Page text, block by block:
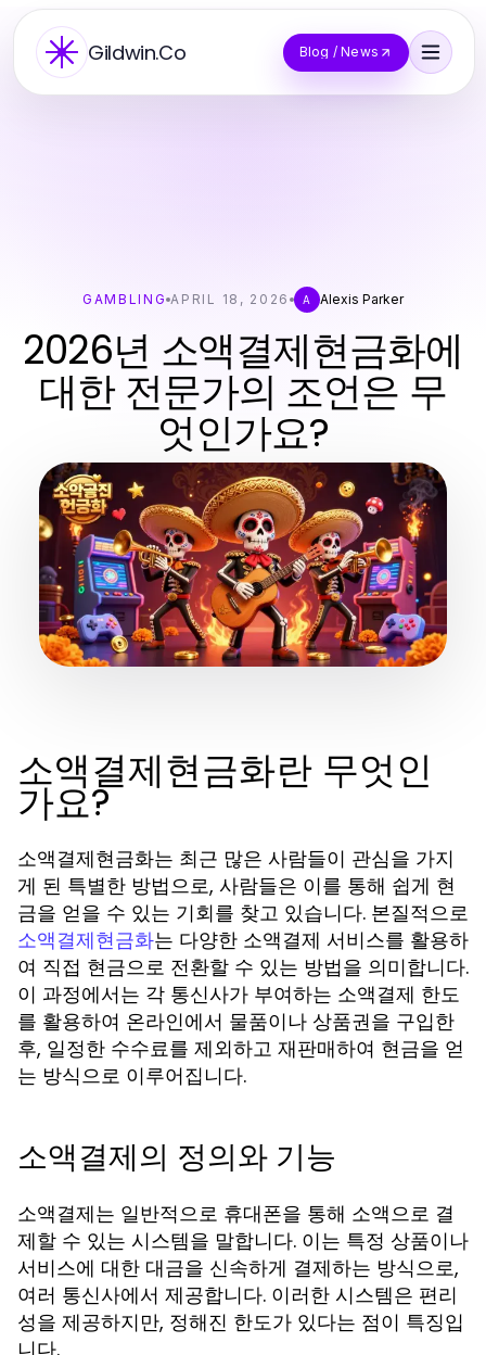
Gildwin.Co Blog / News
GAMBLING APRIL 18, 2026 A Alexis Parker
2026년 소액결제현금화에
대한 전문가의 조언은 무
엇인가요?
소액결제현금화란 무엇인
가요?
소액결제현금화는 최근 많은 사람들이 관심을 가지
게 된 특별한 방법으로, 사람들은 이를 통해 쉽게 현
금을 얻을 수 있는 기회를 찾고 있습니다. 본질적으로
소액결제현금화는 다양한 소액결제 서비스를 활용하
여 직접 현금으로 전환할 수 있는 방법을 의미합니다.
이 과정에서는 각 통신사가 부여하는 소액결제 한도
를 활용하여 온라인에서 물품이나 상품권을 구입한
후, 일정한 수수료를 제외하고 재판매하여 현금을 얻
는 방식으로 이루어집니다.
소액결제의 정의와 기능
소액결제는 일반적으로 휴대폰을 통해 소액으로 결
제할 수 있는 시스템을 말합니다. 이는 특정 상품이나
서비스에 대한 대금을 신속하게 결제하는 방식으로,
여러 통신사에서 제공합니다. 이러한 시스템은 편리
성을 제공하지만, 정해진 한도가 있다는 점이 특징입
니다.